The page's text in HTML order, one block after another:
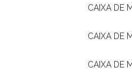
CAIXA
CAIXA DE
CAIXA